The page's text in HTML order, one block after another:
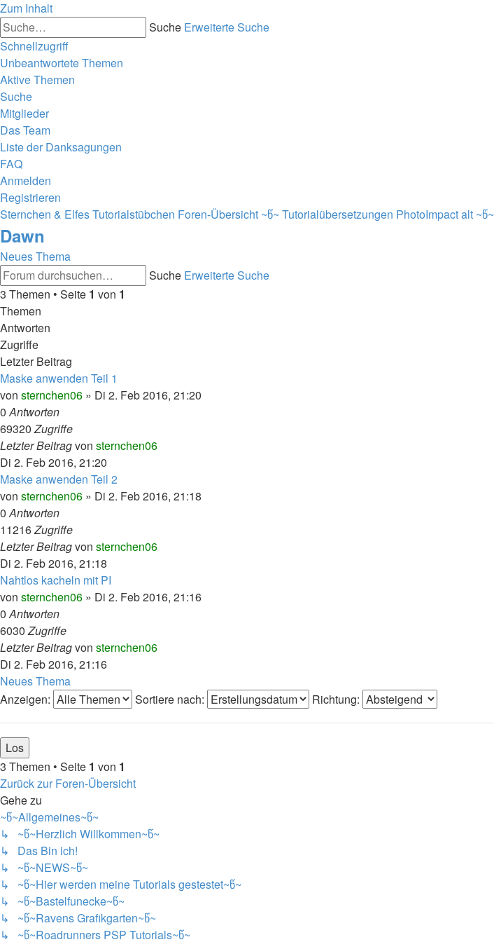
Zum Inhalt
Suche Erweiterte Suche
Schnellzugriff
Unbeantwortete Themen
Aktive Themen
Suche
Mitglieder
Das Team
Liste der Danksagungen
FAQ
Anmelden
Registrieren
Sternchen & Elfes Tutorialstübchen Foren-Übersicht ~წ~ Tutorialübersetzungen PhotoImpact alt ~წ~
Dawn
Neues Thema
Suche Erweiterte Suche
3 Themen • Seite 1 von 1
Themen
Antworten
Zugriffe
Letzter Beitrag
Maske anwenden Teil 1
von sternchen06 » Di 2. Feb 2016, 21:20
0Antworten
69320Zugriffe
Letzter Beitragvon sternchen06
Di 2. Feb 2016, 21:20
Maske anwenden Teil 2
von sternchen06 » Di 2. Feb 2016, 21:18
0Antworten
11216Zugriffe
Letzter Beitragvon sternchen06
Di 2. Feb 2016, 21:18
Nahtlos kacheln mit PI
von sternchen06 » Di 2. Feb 2016, 21:16
0Antworten
6030Zugriffe
Letzter Beitragvon sternchen06
Di 2. Feb 2016, 21:16
Neues Thema
Anzeigen:
Sortiere nach: Richtung:
3 Themen • Seite 1 von 1
Zurück zur Foren-Übersicht
Gehe zu
~წ~Allgemeines~წ~
↳ ~წ~Herzlich Willkommen~წ~
↳ Das Bin ich!
↳ ~წ~NEWS~წ~
↳ ~წ~Hier werden meine Tutorials gestestet~წ~
↳ ~წ~Bastelfunecke~წ~
↳ ~წ~Ravens Grafikgarten~წ~
↳ ~წ~Roadrunners PSP Tutorials~წ~